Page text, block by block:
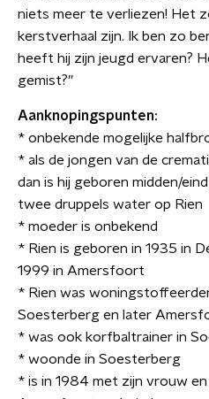
niets meer te verliezen! Het
kerstverhaal zijn. Ik ben zo
heeft hij zijn jeugd ervaren?
gemist?”
Aanknopingspunten:
* onbekende mogelijke
* als de jongen van de
dan is hij geboren midden/
twee druppels water op Rien
* moeder is onbekend
* Rien is geboren in 1935 in
1999 in Amersfoort
* Rien was
Soesterberg en later
* was ook korfbaltrainer in
* woonde in Soesterberg
* is in 1984 met zijn vrouw